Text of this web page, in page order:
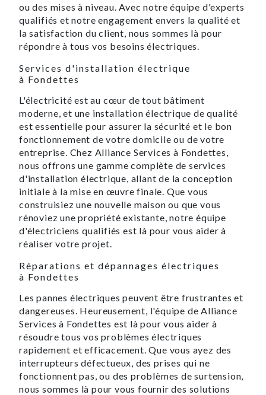
ou des mises à niveau. Avec notre équipe d'experts
qualifiés et notre engagement envers la qualité et
la satisfaction du client, nous sommes là pour
répondre à tous vos besoins électriques.
Services d'installation électrique
à Fondettes
L'électricité est au cœur de tout bâtiment
moderne, et une installation électrique de qualité
est essentielle pour assurer la sécurité et le bon
fonctionnement de votre domicile ou de votre
entreprise. Chez Alliance Services à Fondettes,
nous offrons une gamme complète de services
d'installation électrique, allant de la conception
initiale à la mise en œuvre finale. Que vous
construisiez une nouvelle maison ou que vous
rénoviez une propriété existante, notre équipe
d'électriciens qualifiés est là pour vous aider à
réaliser votre projet.
Réparations et dépannages électriques
à Fondettes
Les pannes électriques peuvent être frustrantes et
dangereuses. Heureusement, l'équipe de Alliance
Services à Fondettes est là pour vous aider à
résoudre tous vos problèmes électriques
rapidement et efficacement. Que vous ayez des
interrupteurs défectueux, des prises qui ne
fonctionnent pas, ou des problèmes de surtension,
nous sommes là pour vous fournir des solutions